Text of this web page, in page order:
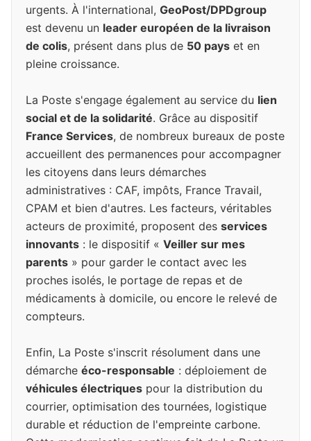
urgents. À l'international, GeoPost/DPDgroup
est devenu un leader européen de la livraison
de colis, présent dans plus de 50 pays et en
pleine croissance.
La Poste s'engage également au service du lien
social et de la solidarité. Grâce au dispositif
France Services, de nombreux bureaux de poste
accueillent des permanences pour accompagner
les citoyens dans leurs démarches
administratives : CAF, impôts, France Travail,
CPAM et bien d'autres. Les facteurs, véritables
acteurs de proximité, proposent des services
innovants : le dispositif « Veiller sur mes
parents » pour garder le contact avec les
proches isolés, le portage de repas et de
médicaments à domicile, ou encore le relevé de
compteurs.
Enfin, La Poste s'inscrit résolument dans une
démarche éco-responsable : déploiement de
véhicules électriques pour la distribution du
courrier, optimisation des tournées, logistique
durable et réduction de l'empreinte carbone.